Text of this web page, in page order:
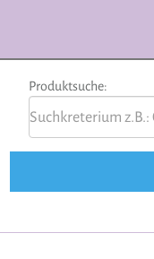
Produktsuche: